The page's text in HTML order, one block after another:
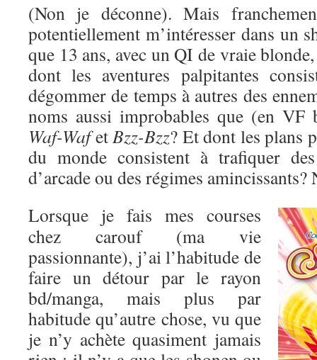
(Non je déconne). Mais
potentiellement m’intéresser dans un
que 13 ans, avec un QI de vraie
dont les aventures palpitantes
dégommer de temps à autres des
noms aussi improbables que (en
Waf-WafetBzz-Bzz? Et dont les plans
du monde consistent à trafiquer
d’arcade ou des régimes
Lorsque je fais mes courses
chez carouf (ma vie
passionnante), j’ai l’habitude de
faire un détour par le rayon
bd/manga, mais plus par
habitude qu’autre chose, vu que
je n’y achète quasiment jamais